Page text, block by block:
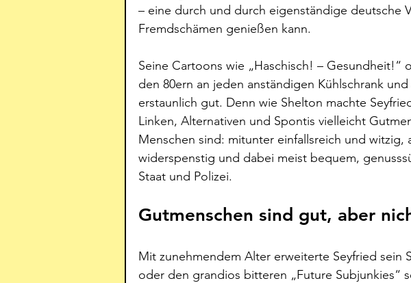
– eine durch und durch eigenständige deutsche
Fremdschämen genießen kann.
Seine Cartoons wie „Haschisch! – Gesundheit!“
den 80ern an jeden anständigen Kühlschrank
erstaunlich gut. Denn wie Shelton machte
Linken, Alternativen und Spontis vielleicht
Menschen sind: mitunter einfallsreich und witzig,
widerspenstig und dabei meist bequem,
Staat und Polizei.
Gutmenschen sind gut, aber
Mit zunehmendem Alter erweiterte Seyfried sein
oder den grandios bitteren „Future Subjunkies“